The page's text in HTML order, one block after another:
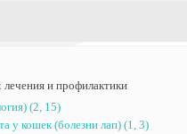
и профилактики
(2, 15)
у кошек (болезни лап) (1, 3)